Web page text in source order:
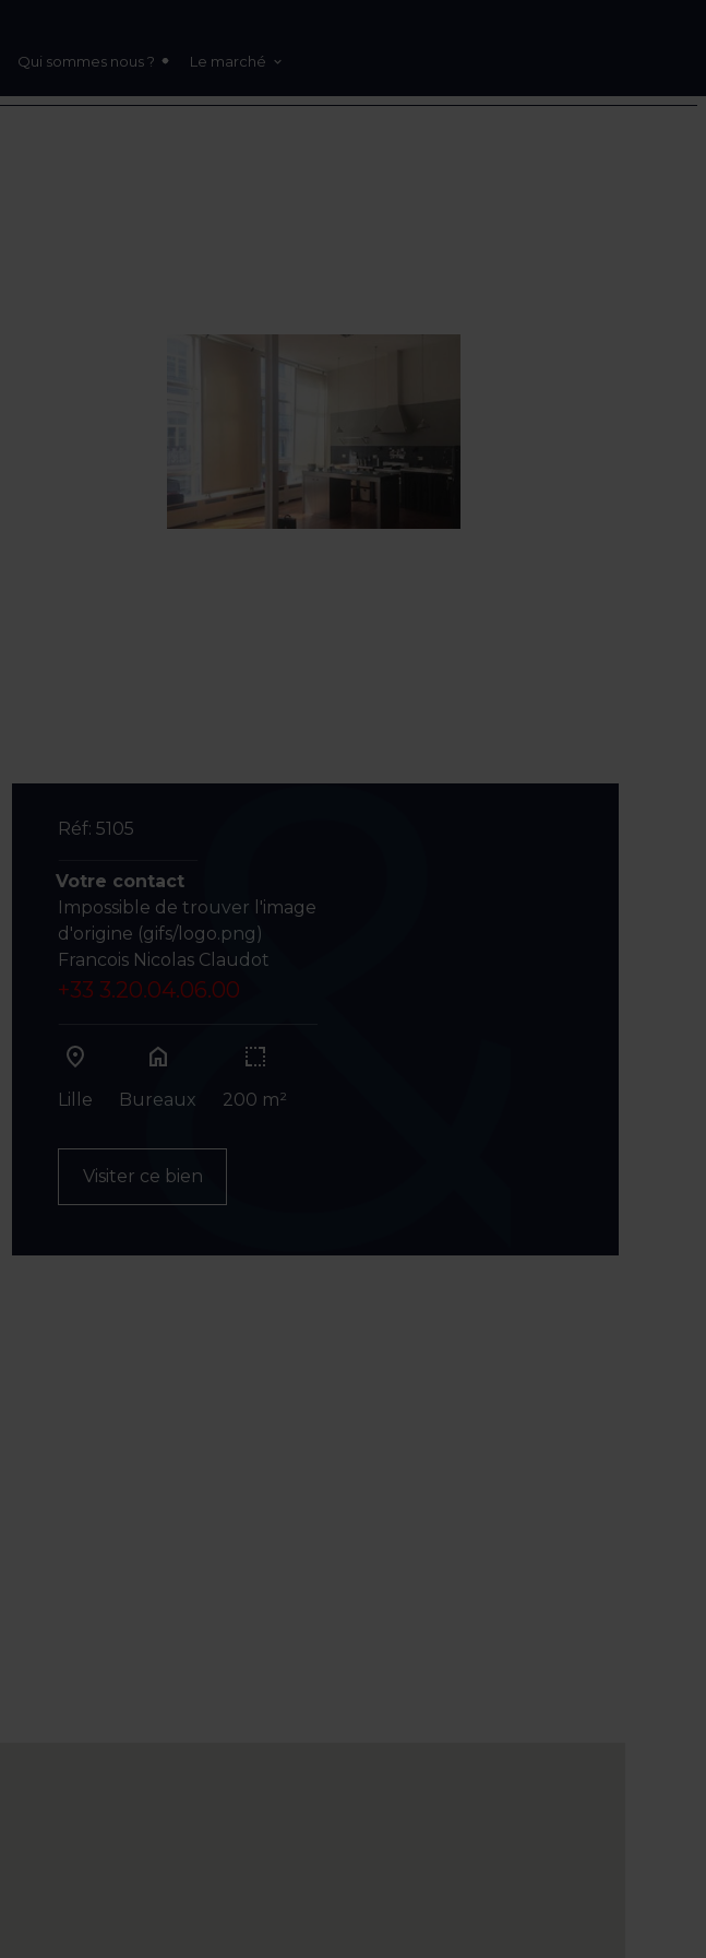
Qui sommes nous ? Le marché
Réf: 5105
Votre contact
Impossible de trouver l'image
d'origine (gifs/logo.png)
Francois Nicolas Claudot
+33 3.20.04.06.00
Lille
home
Bureaux 200 m²
Visiter ce bien